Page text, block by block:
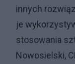
innych
je
stosowania
Nowosielski,